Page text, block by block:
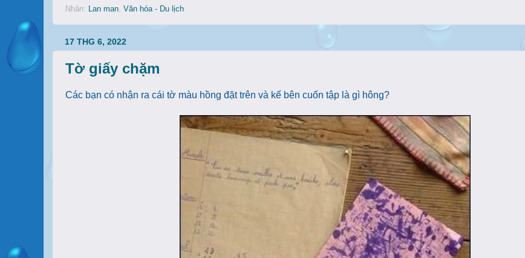
Nhãn: Lan man, Văn hóa - Du lịch
17 THG 6, 2022
Tờ giấy chặm
Các bạn có nhận ra cái tờ màu hồng đặt trên và kế bên cuốn tập là gì hông?